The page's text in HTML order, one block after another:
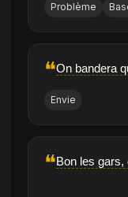
Problème
❝On bandera
Envie
❝Bon les